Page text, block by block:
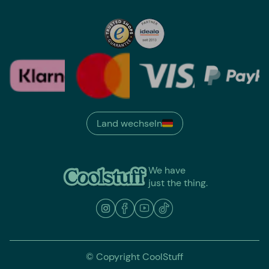
We have
just the thing.
Land wechseln
© Copyright CoolStuff